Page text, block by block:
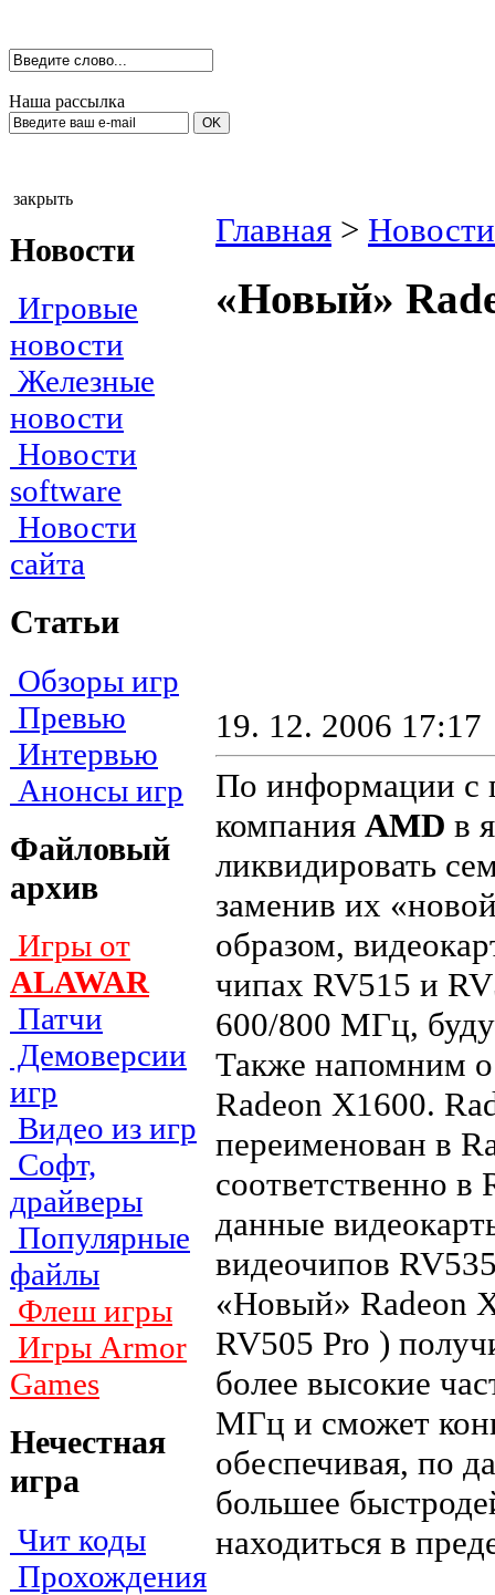
Наша рассылка
закрыть
Новости
Игровые
новости
Железные
новости
Новости
software
Новости
сайта
Статьи
Обзоры игр
Превью
Интервью
Анонсы игр
Файловый
архив
Игры от
ALAWAR
Патчи
Демоверсии
игр
Видео из игр
Софт,
драйверы
Популярные
файлы
Флеш игры
Игры Armor
Games
Нечестная
игра
Чит коды
Прохождения
Главная >
«Новый»
19. 12. 2006 17:17
По информации с
компания AMD в
ликвидировать
заменив их
образом,
чипах RV515 и
600/800 МГц,
Также напомним о
Radeon X1600.
переименован в
соответственно
данные
видеочипов
«Новый» Radeon
RV505 Pro )
более высокие
МГц и сможет
обеспечивая, по
большее
находиться в